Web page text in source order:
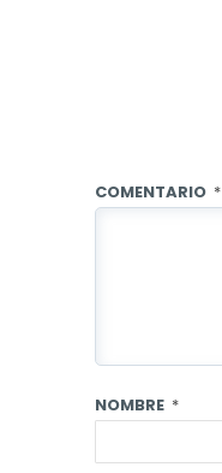
COMENTARIO *
NOMBRE *